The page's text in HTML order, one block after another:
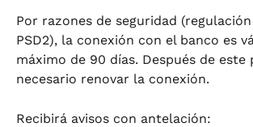
Por razones de seguridad
PSD2), la conexión con el banco es
máximo de 90 días. Después de este
necesario renovar la conexión.
Recibirá avisos con antelación: